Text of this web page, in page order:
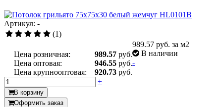
Артикул: -
(1)
Цена розничная: 989.57 руб.
Цена оптовая:
946.55 руб.
Цена крупнооптовая:
920.73 руб.
989.57 руб. за м2
В наличии
-
+
В корзину
Оформить заказ